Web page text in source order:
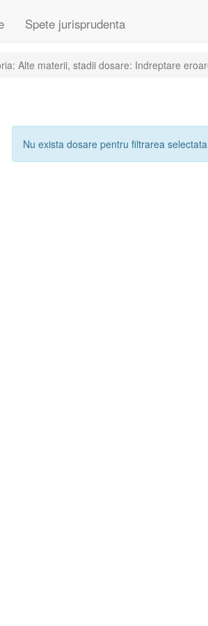
Spete jurisprudenta
Alte materii, stadii dosare: Indreptare
Nu exista dosare pentru filtrarea